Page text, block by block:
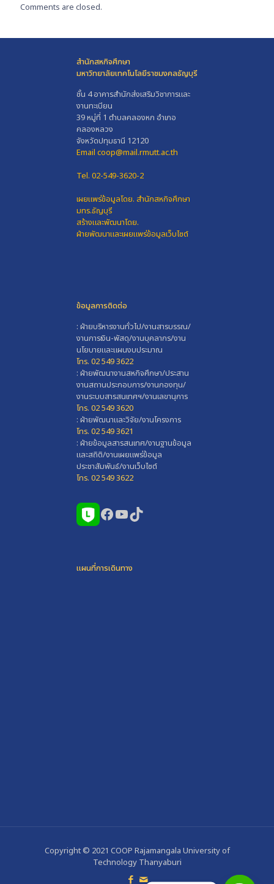
Comments are closed.
สำนักสหกิจศึกษา
มหาวิทยาลัยเทคโนโลยีราชมงคลธัญบุรี
ชั้น 4 อาคารสำนักส่งเสริมวิชาการและ
งานทะเบียน
39 หมู่ที่ 1 ตำบลคลองหก อำเภอ
คลองหลวง
จังหวัดปทุมธานี 12120
Email coop@mail.rmutt.ac.th
Tel. 02-549-3620-2
เผยแพร่ข้อมูลโดย. สำนักสหกิจศึกษา
มทร.ธัญบุรี
สร้างและพัฒนาโดย.
ฝ่ายพัฒนาและเผยแพร่ข้อมูลเว็บไซต์
ข้อมูลการติดต่อ
: ฝ่ายบริหารงานทั่วไป/งานสารบรรณ/
งานการเงิน-พัสดุ/งานบุคลากร/งาน
นโยบายและแผนงบประมาณ
โทร. 02 549 3622
: ฝ่ายพัฒนางานสหกิจศึกษา/ประสาน
งานสถานประกอบการ/งานกองทุน/
งานระบบสารสนเทศฯ/งานเลขานุการ
โทร. 02 549 3620
: ฝ่ายพัฒนาและวิจัย/งานโครงการ
โทร. 02 549 3621
: ฝ่ายข้อมูลสารสนเทศ/งานฐานข้อมูล
และสถิติ/งานเผยแพร่ข้อมูล
ประชาสัมพันธ์/งานเว็บไซต์
โทร. 02 549 3622
Facebook
YouTube
TikTok
แผนที่การเดินทาง
Copyright © 2021 COOP Rajamangala University of
Technology Thanyaburi